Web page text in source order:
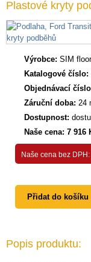
Plastové kryty
Výrobce: SIM floor
Katalogové číslo:
Objednávací
Záruční doba: 24
Dostupnost:
Naše cena: 7 916
Naše cena bez DPH:
Přidat do košíku
Popis produktu: